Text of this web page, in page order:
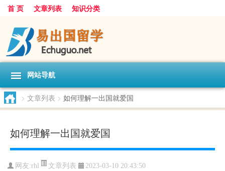
首 页 文章列表 知识分类
网站导航
> 文章列表 > 如何理解一出国就爱国
如何理解一出国就爱国
网友:rhl 文章列表 2023-03-10 20:43:50